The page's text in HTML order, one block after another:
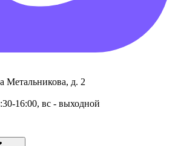
Метальникова, д. 2
16:00, вс - выходной